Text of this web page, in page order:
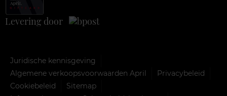
Levering door
Juridische kennisgeving
Algemene verkoopsvoorwaarden April
Privacybeleid
Cookiebeleid
Sitemap